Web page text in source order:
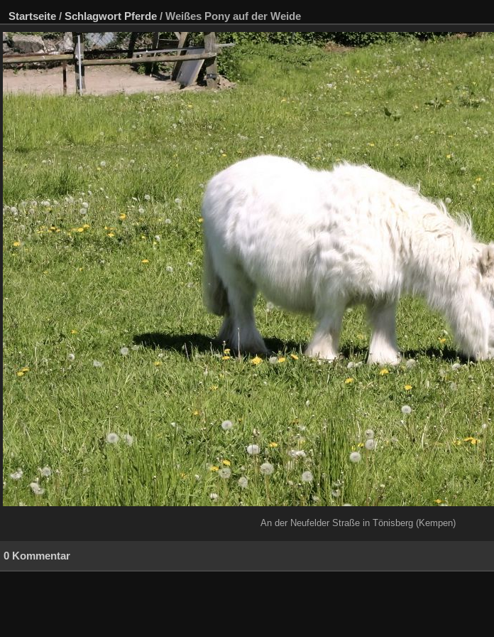
Startseite / Schlagwort Pferde / Weißes Pony auf der Weide
An der Neufelder Straße in Tönisberg (Kempen)
0 Kommentar